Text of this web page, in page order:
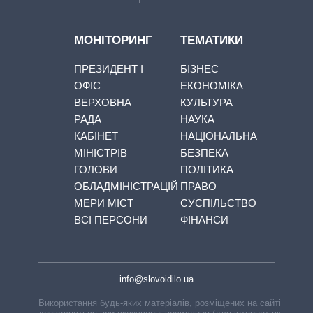
МОНІТОРИНГ
ПРЕЗИДЕНТ І
ОФІС
ВЕРХОВНА
РАДА
КАБІНЕТ
МІНІСТРІВ
ГОЛОВИ
ОБЛАДМІНІСТРАЦІЙ
МЕРИ МІСТ
ВСІ ПЕРСОНИ
ТЕМАТИКИ
БІЗНЕС
ЕКОНОМІКА
КУЛЬТУРА
НАУКА
НАЦІОНАЛЬНА
БЕЗПЕКА
ПОЛІТИКА
ПРАВО
СУСПІЛЬСТВО
ФІНАНСИ
info@slovoidilo.ua
Використання будь-яких матеріалів, розміщених на сайті,